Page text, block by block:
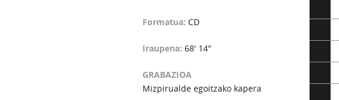
Formatua: CD
Iraupena: 68' 14"
GRABAZIOA
Mizpirualde egoitzako kapera